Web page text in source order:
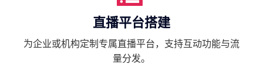
直播平台搭建
为企业或机构定制专属直播平台，支持互动功能与流
量分发。